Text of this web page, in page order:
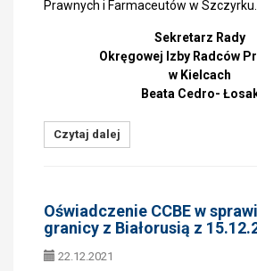
Prawnych i Farmaceutów w Szczyrku.
Sekretarz Rady
Okręgowej Izby Radców
w Kielcach
Beata Cedro-
Czytaj dalej
Oświadczenie CCBE w
granicy z Białorusią z
22.12.2021